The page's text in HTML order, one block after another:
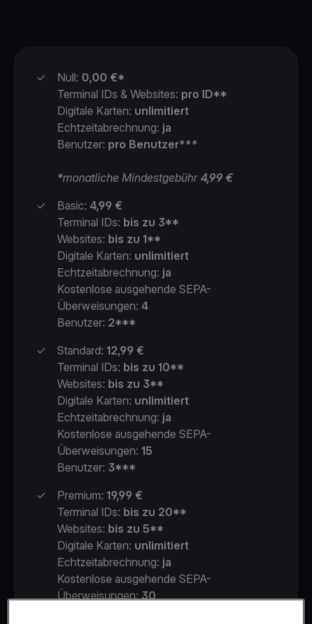
✓ Null: 0,00 €*
Terminal IDs & Websites: pro ID**
Digitale Karten: unlimitiert
Echtzeitabrechnung: ja
Benutzer: pro Benutzer***
*monatliche Mindestgebühr 4,99 €
✓
Basic: 4,99 €
Terminal IDs: bis zu 3**
Websites: bis zu 1**
Digitale Karten: unlimitiert
Echtzeitabrechnung: ja
Kostenlose ausgehende SEPA-
Überweisungen: 4
Benutzer: 2***
✓
Standard: 12,99 €
Terminal IDs: bis zu 10**
Websites: bis zu 3**
Digitale Karten: unlimitiert
Echtzeitabrechnung: ja
Kostenlose ausgehende SEPA-
Überweisungen: 15
Benutzer: 3***
✓
Premium: 19,99 €
Terminal IDs: bis zu 20**
Websites: bis zu 5**
Digitale Karten: unlimitiert
Echtzeitabrechnung: ja
Kostenlose ausgehende SEPA-
Überweisungen:30